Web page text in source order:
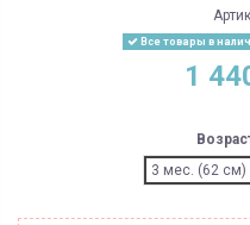
Все товары в
1
3 мес. (62 см)